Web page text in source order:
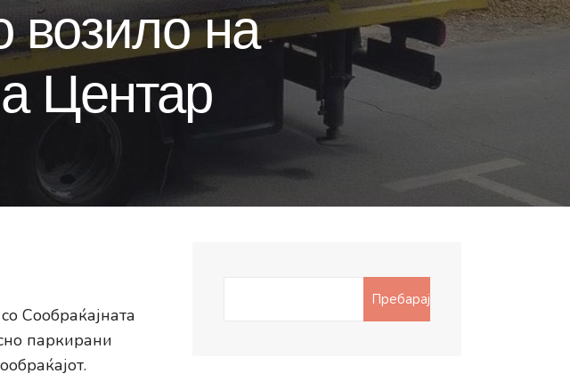
возило на
Центар
Сообраќајната
паркирани
Пребарај